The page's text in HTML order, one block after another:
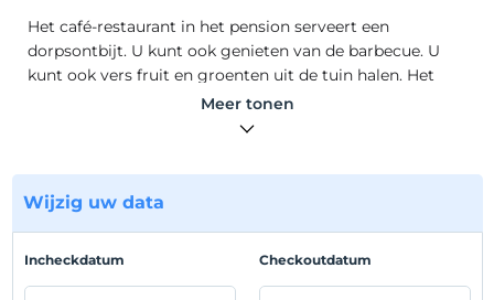
Het café-restaurant in het pension serveert een
dorpsontbijt. U kunt ook genieten van de barbecue. U
kunt ook vers fruit en groenten uit de tuin halen. Het
openbare strand van İnceboğaz ligt op slechts 5 minuten
lopen van het pension. Het antieke theater Kas ligt op 5
Kas liggen op 4 km afstand. De luchthaven van Dalaman
ligt op 150 km afstand. In alle kamers van Hamarat Hotel;
Het café-restaurant in het pension serveert een
dorpsontbijt. U kunt ook genieten van de barbecue. U
Meer tonen
Wijzig uw data
Incheckdatum Checkoutdatum